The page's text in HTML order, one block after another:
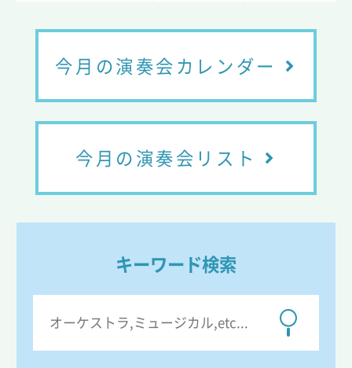
今月の演奏会カレンダー
今月の演奏会リスト
キーワード検索